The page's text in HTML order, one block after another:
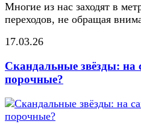
Многие из нас заходят в
переходов, не обращая
17.03.26
Скандальные звёзды: на
порочные?